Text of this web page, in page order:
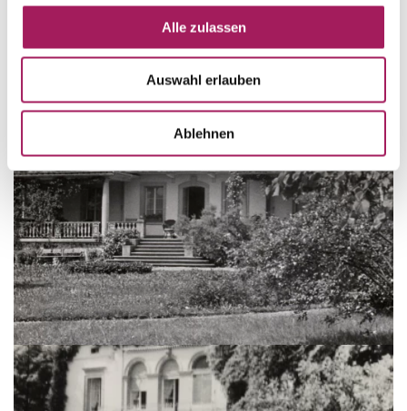
Alle zulassen
Auswahl erlauben
Ablehnen